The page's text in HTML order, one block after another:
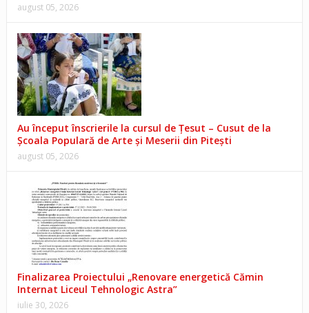
august 05, 2026
Au început înscrierile la cursul de Țesut – Cusut de la
Școala Populară de Arte și Meserii din Pitești
august 05, 2026
Finalizarea Proiectului „Renovare energetică Cămin
Internat Liceul Tehnologic Astra”
iulie 30, 2026